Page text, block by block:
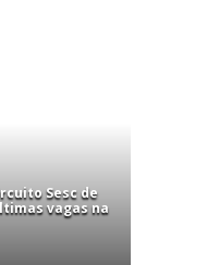
Sesc de
vagas na